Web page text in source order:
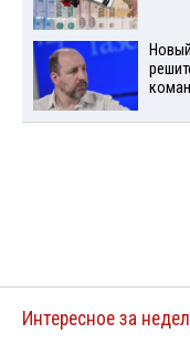
Интересное за